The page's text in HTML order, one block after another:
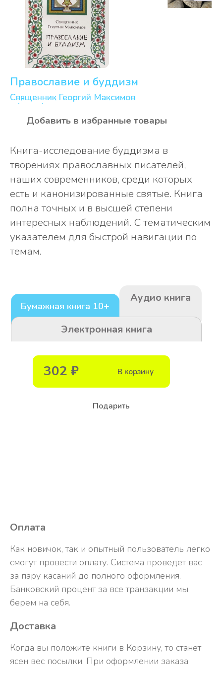
указателем для быстрой навигации по
темам.
Бумажная книга 10+
Оплата
Как новичок, так и опытный пользователь легко
смогут провести оплату. Система проведет вас
за пару касаний до полного оформления.
Банковский процент за все транзакции мы
берем на себя.
Доставка
Когда вы положите книги в Корзину, то станет
ясен вес посылки. При оформлении заказа